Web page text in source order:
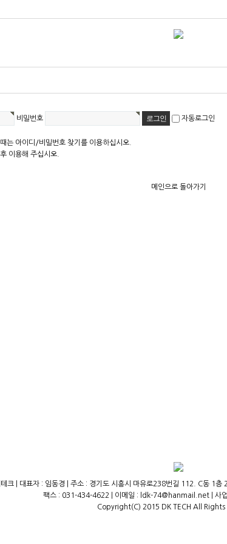
비밀번호 자동로그인
는 아이디/비밀번호 찾기를 이용하십시오.
이용해 주십시오.
메인으로 돌아가기
크 | 대표자 : 임동경 | 주소 : 경기도 시흥시 마유로238번길 112. C동 1
팩스 : 031-434-4622 | 이메일 : ldk-74@hanmail.net | 사
Copyright(C) 2015 DK TECH All Rights